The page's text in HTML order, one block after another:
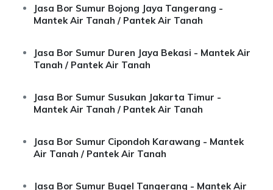
Jasa Bor Sumur Bojong Jaya Tangerang -
Mantek Air Tanah / Pantek Air Tanah
Jasa Bor Sumur Duren Jaya Bekasi - Mantek Air
Tanah / Pantek Air Tanah
Jasa Bor Sumur Susukan Jakarta Timur -
Mantek Air Tanah / Pantek Air Tanah
Jasa Bor Sumur Cipondoh Karawang - Mantek
Air Tanah / Pantek Air Tanah
Jasa Bor Sumur Bugel Tangerang - Mantek Air